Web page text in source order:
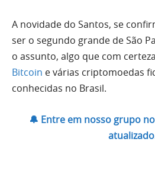
A novidade do Santos, se
ser o segundo grande de São
o assunto, algo que com
Bitcoin e várias criptomoedas
conhecidas no Brasil.
🔔 Entre em nosso grupo